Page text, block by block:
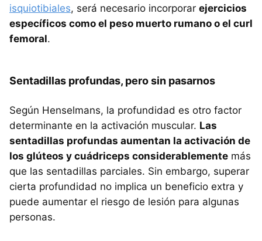
isquiotibiales, será necesario incorporar ejercicios
específicos como el peso muerto rumano o el curl
femoral.
Sentadillas profundas, pero sin pasarnos
Según Henselmans, la profundidad es otro factor
determinante en la activación muscular. Las
sentadillas profundas aumentan la activación de
los glúteos y cuádriceps considerablemente más
que las sentadillas parciales. Sin embargo, superar
cierta profundidad no implica un beneficio extra y
puede aumentar el riesgo de lesión para algunas
personas.